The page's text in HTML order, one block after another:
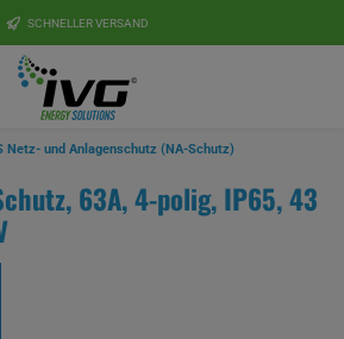
SCHNELLER VERSAND
Netz- und Anlagenschutz (NA-Schutz)
63A, 4-polig, IP65, 43